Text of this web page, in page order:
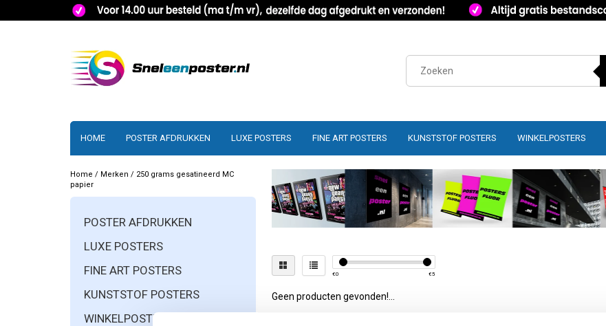
HOME POSTER AFDRUKKEN LUXE POSTERS FINE ART POSTERS KUNSTSTOF POSTERS WINKELPOSTERS
Home / Merken / 250 grams gesatineerd MC
papier
POSTER AFDRUKKEN
LUXE POSTERS
FINE ART POSTERS
KUNSTSTOF POSTERS
WINKELPOSTERS
€0 €5
Geen producten gevonden!...